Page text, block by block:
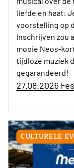
liefde en haat:
voorstelling op
Inschrijven zou
mooie Neos-
tijdloze muziek
gegarandeerd!
27.08.2026
CULTURELE